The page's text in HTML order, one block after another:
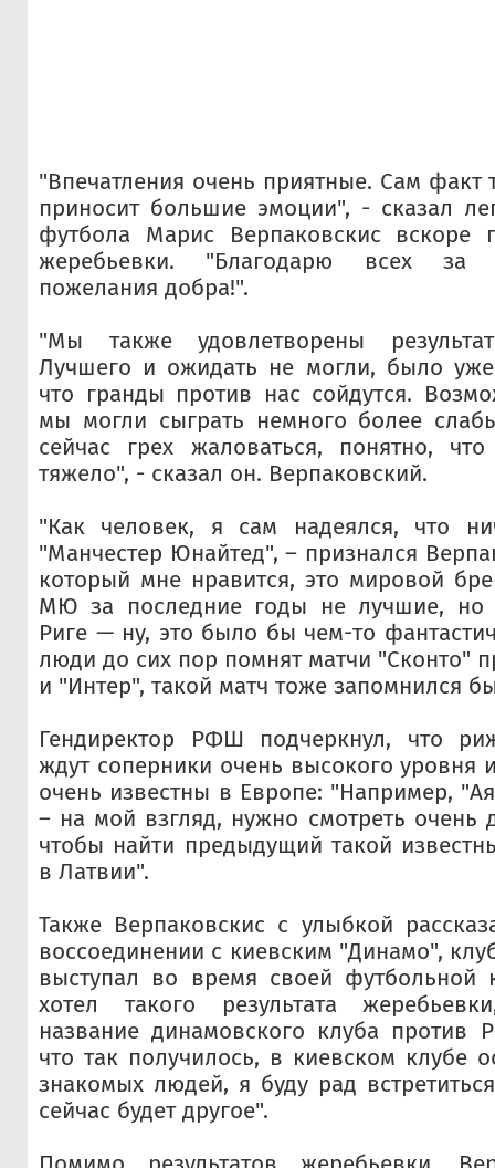
"Впечатления очень приятные. Сам факт
приносит большие эмоции", - сказал
футбола Марис Верпаковскис вскоре
жеребьевки. "Благодарю всех за
пожелания добра!".
"Мы также удовлетворены
Лучшего и ожидать не могли, было уже
что гранды против нас сойдутся.
мы могли сыграть немного более
сейчас грех жаловаться, понятно,
тяжело", - сказал он. Верпаковский.
"Как человек, я сам надеялся, что
"Манчестер Юнайтед", – признался
который мне нравится, это мировой
МЮ за последние годы не лучшие, но
Риге — ну, это было бы чем-то
люди до сих пор помнят матчи "Сконто"
и "Интер", такой матч тоже запомнился
Гендиректор РФШ подчеркнул, что
ждут соперники очень высокого уровня
очень известны в Европе: "Например,
– на мой взгляд, нужно смотреть очень
чтобы найти предыдущий такой
в Латвии".
Также Верпаковскис с улыбкой
воссоединении с киевским "Динамо",
выступал во время своей футбольной
хотел такого результата
название динамовского клуба
что так получилось, в киевском клубе
знакомых людей, я буду рад
сейчас будет другое".